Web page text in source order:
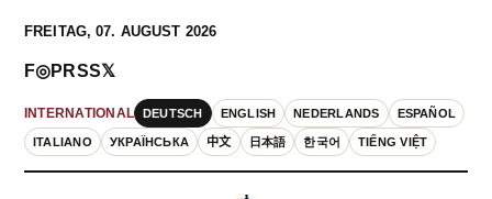
FREITAG, 07. AUGUST 2026
INTERNATIONAL DEUTSCH ENGLISH NEDERLANDS ESPAÑOL
ITALIANO УКРАЇНСЬКА 中文 日本語 한국어 TIẾNG VIỆT
F◎PRSS𝕏